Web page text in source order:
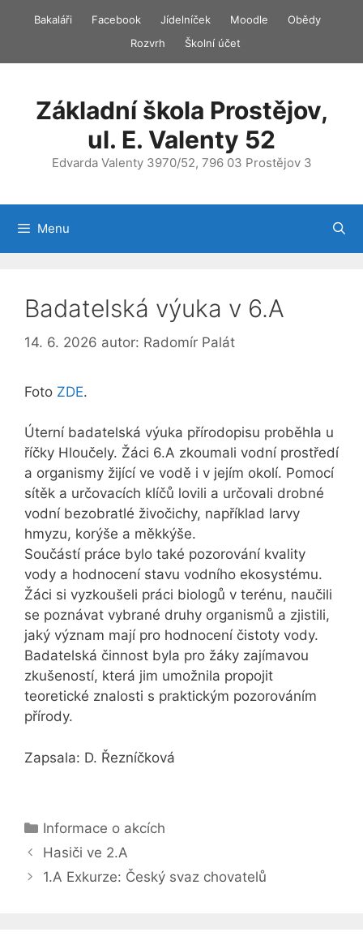
Bakaláři Facebook Jídelníček Moodle
Obědy
Rozvrh
Školní účet
Základní škola Prostějov,
ul. E. Valenty 52
Edvarda Valenty 3970/52, 796 03 Prostějov 3
Menu
Badatelská výuka v 6.A
14. 6. 2026 autor: Radomír Palát
Foto ZDE.
Úterní badatelská výuka přírodopisu proběhla u
říčky Hloučely. Žáci 6.A zkoumali vodní prostředí
a organismy žijící ve vodě i v jejím okolí. Pomocí
sítěk a určovacích klíčů lovili a určovali drobné
vodní bezobratlé živočichy, například larvy
hmyzu, korýše a měkkýše.
Součástí práce bylo také pozorování kvality
vody a hodnocení stavu vodního ekosystému.
Žáci si vyzkoušeli práci biologů v terénu, naučili
se poznávat vybrané druhy organismů a zjistili,
jaký význam mají pro hodnocení čistoty vody.
Badatelská činnost byla pro žáky zajímavou
zkušeností, která jim umožnila propojit
teoretické znalosti s praktickým pozorováním
přírody.
Zapsala: D. Řezníčková
Rubriky
Informace o akcích
Hasiči ve 2.A
1.A Exkurze: Český svaz chovatelů